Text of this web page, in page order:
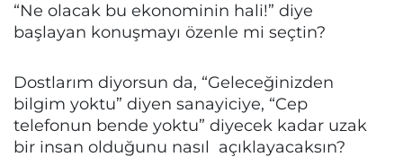
“Ne olacak bu ekonominin hali!” diye
başlayan konuşmayı özenle mi seçtin?
Dostlarım diyorsun da, “Geleceğinizden
bilgim yoktu” diyen sanayiciye, “Cep
telefonun bende yoktu” diyecek kadar uzak
bir insan olduğunu nasıl açıklayacaksın?